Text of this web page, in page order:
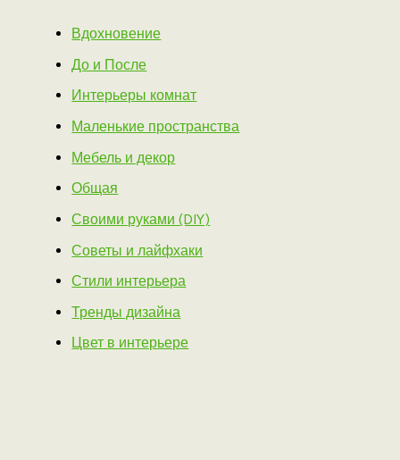
Вдохновение
До и После
Интерьеры комнат
Маленькие пространства
Мебель и декор
Общая
Своими руками (DIY)
Советы и лайфхаки
Стили интерьера
Тренды дизайна
Цвет в интерьере